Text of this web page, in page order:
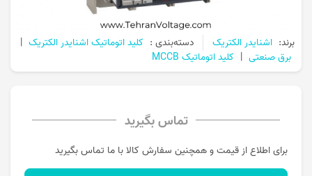
برند: اشنایدر الکتریک دسته‌بندی : کلید اتوماتیک اشنایدر الکتریک |
برق صنعتی | کلید اتوماتیک MCCB
تماس بگیرید
برای اطلاع از قیمت و همچنین سفارش کالا با ما تماس بگیرید